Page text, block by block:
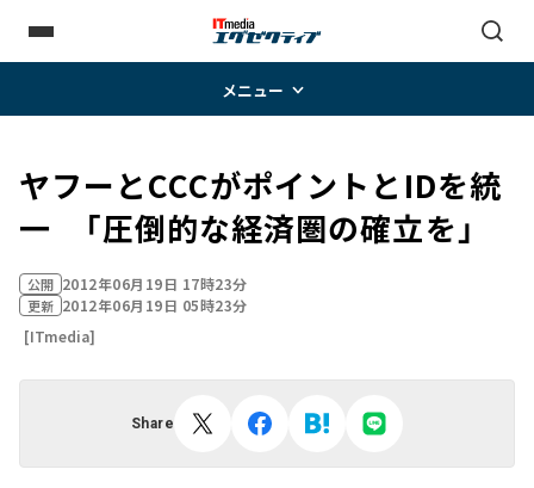
メニュー
ヤフーとCCCがポイントとIDを統
一 「圧倒的な経済圏の確立を」
公開 2012年06月19日 17時23分
更新 2012年06月19日 05時23分
[ITmedia]
Share